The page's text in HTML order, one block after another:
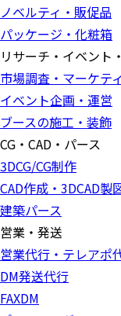
ノベルティ・販促品
パッケージ・化粧箱
リサーチ・イベント
市場調査・マーケテ
イベント企画・運営
ブースの施工・装飾
CG・CAD・パース
3DCG/CG制作
CAD作成・3DCAD製
建築パース
営業・発送
営業代行・テレアポ
DM発送代行
FAXDM